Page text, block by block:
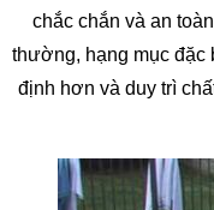
chắc chắn và an
thường, hạng mục đặc
định hơn và duy trì